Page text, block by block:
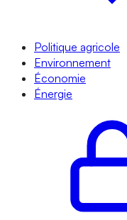
Politique agricole
Environnement
Économie
Énergie